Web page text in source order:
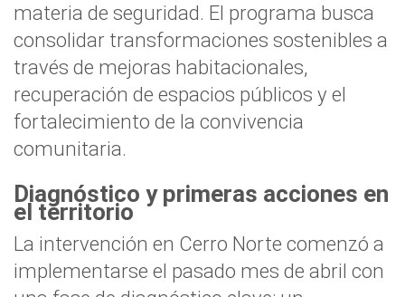
materia de seguridad. El programa busca
consolidar transformaciones sostenibles a
través de mejoras habitacionales,
recuperación de espacios públicos y el
fortalecimiento de la convivencia
comunitaria.
Diagnóstico y primeras acciones en
el territorio
La intervención en Cerro Norte comenzó a
implementarse el pasado mes de abril con